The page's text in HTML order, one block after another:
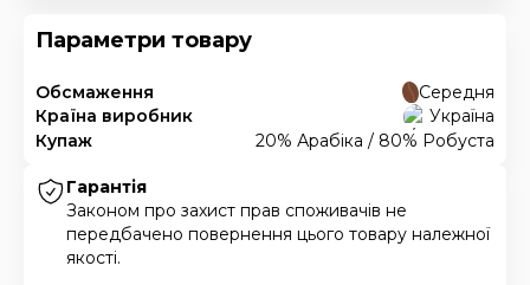
Параметри товару
Обсмаження
Середня
Країна виробник
Україна
Купаж
20% Арабіка / 80% Робуста
Гарантія
Законом про захист прав споживачів не
передбачено повернення цього товару належної
якості.